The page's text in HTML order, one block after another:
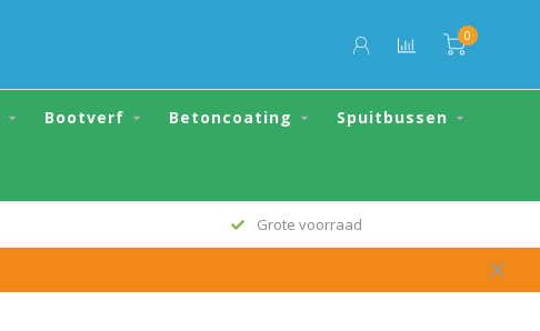
0
Bootverf Betoncoating Spuitbussen
Grote voorraad